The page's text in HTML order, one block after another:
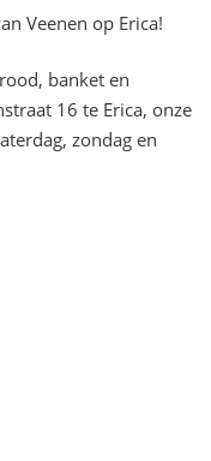
Veenen op Erica!
banket en
16 te Erica, onze
zondag en